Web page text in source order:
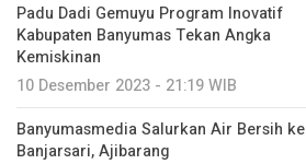
Padu Dadi Gemuyu Program Inovatif
Kabupaten Banyumas Tekan Angka
Kemiskinan
10 Desember 2023 - 21:19 WIB
Banyumasmedia Salurkan Air Bersih ke
Banjarsari, Ajibarang